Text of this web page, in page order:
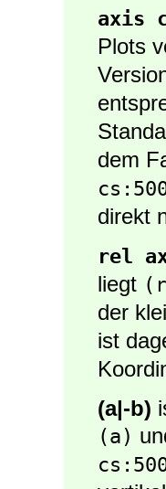
axis
Plots
dem
direkt
rel
liegt
der
ist
(a|-b)
(a)